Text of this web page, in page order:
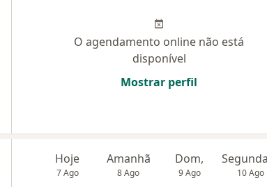
O agendamento online não está
disponível
Mostrar perfil
Hoje
7 Ago
Amanhã
8 Ago
Dom,
9 Ago 10 Ago